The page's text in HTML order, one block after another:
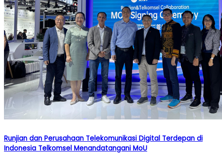
Runjian dan Perusahaan Telekomunikasi Digital Terdepan di
Indonesia Telkomsel Menandatangani MoU